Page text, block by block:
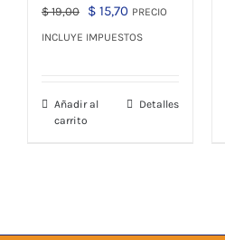
$19,00
El
precio
$ 19,00.
$ 15,70El
precio
$ 15,70.
PRECIO
INCLUYE IMPUESTOS
Añadir al
carrito
Detalles